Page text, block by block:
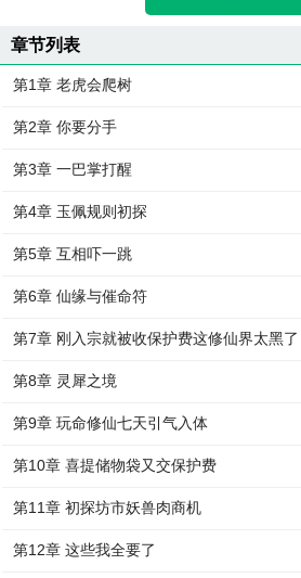
章节列表
第1章 老虎会爬树
第2章 你要分手
第3章 一巴掌打醒
第4章 玉佩规则初探
第5章 互相吓一跳
第6章 仙缘与催命符
第7章 刚入宗就被收保护费这修仙界太黑了
第8章 灵犀之境
第9章 玩命修仙七天引气入体
第10章 喜提储物袋又交保护费
第11章 初探坊市妖兽肉商机
第12章 这些我全要了